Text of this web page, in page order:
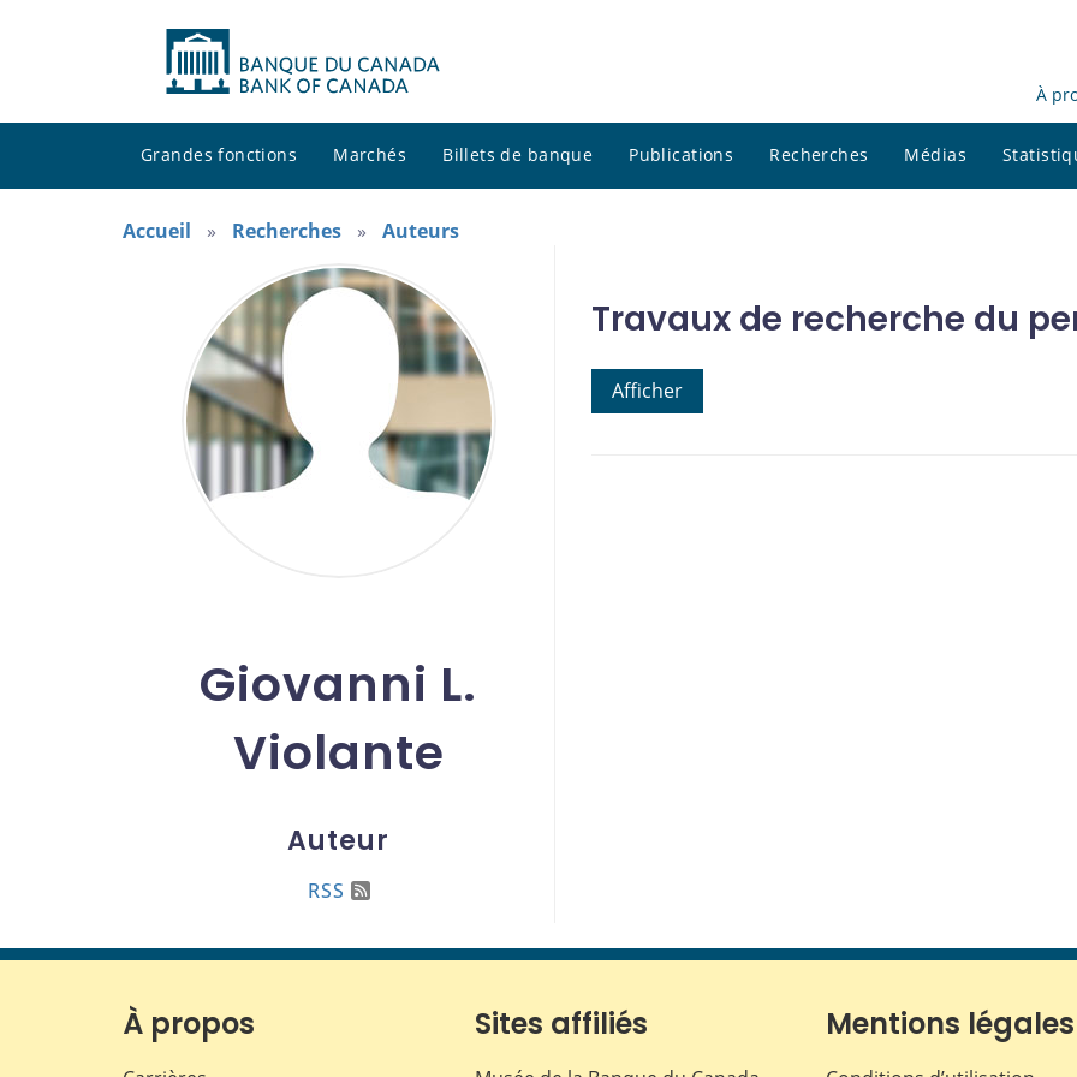
À
Grandes fonctions Marchés Billets de banque Publications Recherches Médias
Accueil Recherches Auteurs
Giovanni L.
Violante
Auteur
RSS
Travaux de recherche du
Afficher
À propos Sites affiliés Mentions légales